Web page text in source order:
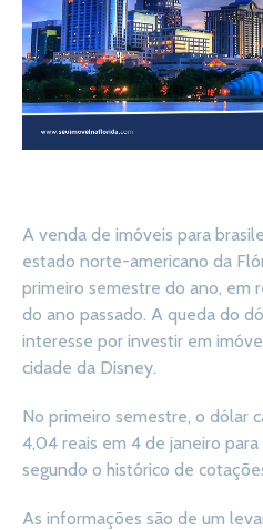
A venda de imóveis para
estado norte-americano da
primeiro semestre do ano, em
do ano passado. A queda do
interesse por investir em
cidade da Disney.
No primeiro semestre, o dólar
4,04 reais em 4 de janeiro para
segundo o histórico de
As informações são de um